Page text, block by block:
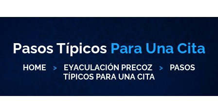
Pasos Típicos Para Una Cita
HOME > EYACULACIÓN PRECOZ >
PASOS
TÍPICOS PARA UNA CITA